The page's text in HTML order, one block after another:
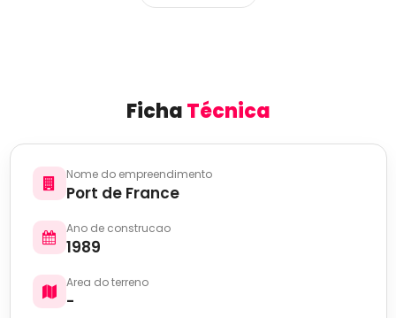
FichaTécnica
Nome do empreendimento
Port de France
Ano de construcao
1989
Area do terreno
-